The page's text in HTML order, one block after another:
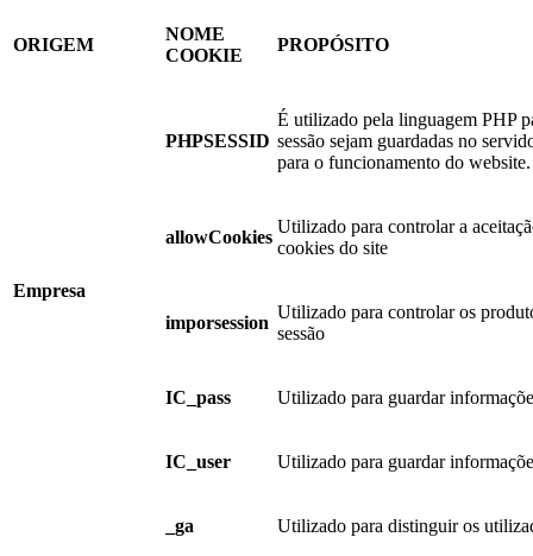
ORIGEM
NOME
COOKIE
PROPÓSITO
Empresa
PHPSESSID
É utilizado pela linguagem PHP
sessão sejam guardadas no
para o funcionamento do website.
allowCookies
Utilizado para controlar a
cookies do site
imporsession
Utilizado para controlar os
sessão
IC_pass Utilizado para guardar
IC_user Utilizado para guardar
_ga Utilizado para distinguir os